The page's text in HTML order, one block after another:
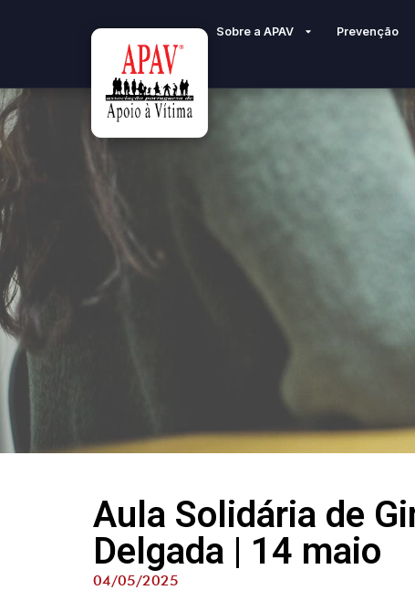
Sobre a APAV Prevenção
Aula Solidária de
Delgada | 14 maio
04/05/2025